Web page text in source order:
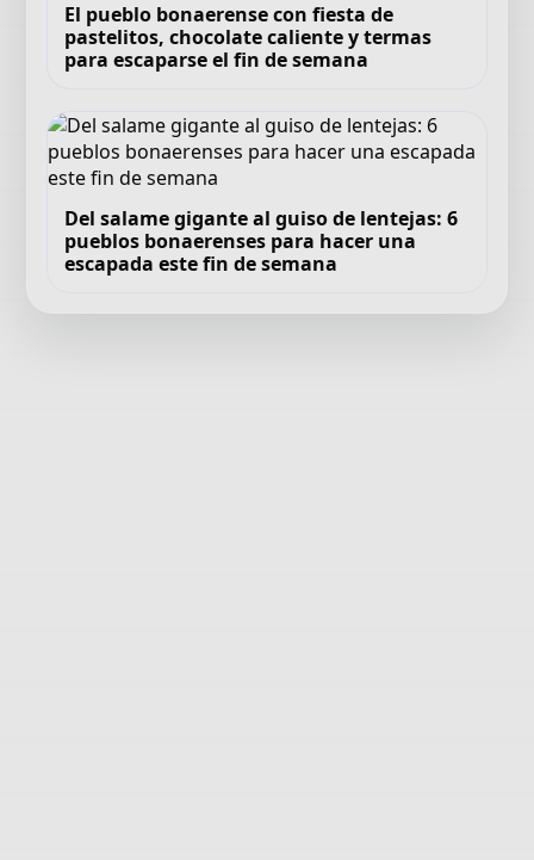
El pueblo bonaerense con fiesta de
pastelitos, chocolate caliente y termas
para escaparse el fin de semana
Del salame gigante al guiso de lentejas: 6
pueblos bonaerenses para hacer una
escapada este fin de semana